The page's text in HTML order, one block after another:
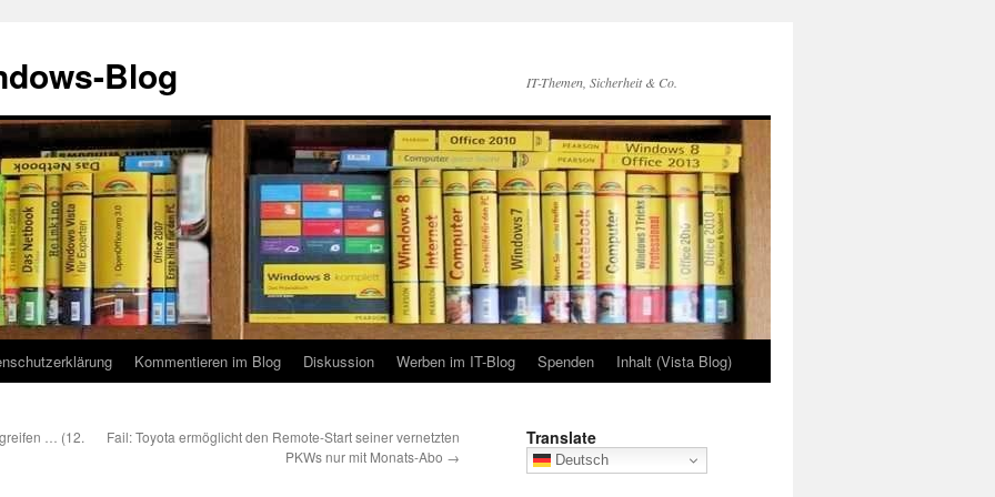
Blog IT-Themen, Sicherheit & Co.
Kommentieren im Blog Diskussion Werben im IT-Blog Spenden Inhalt (Vista Blog)
… (12.
Fail: Toyota ermöglicht den Remote-Start seiner vernetzten
PKWs nur mit Monats-Abo →
Translate
Deutsch